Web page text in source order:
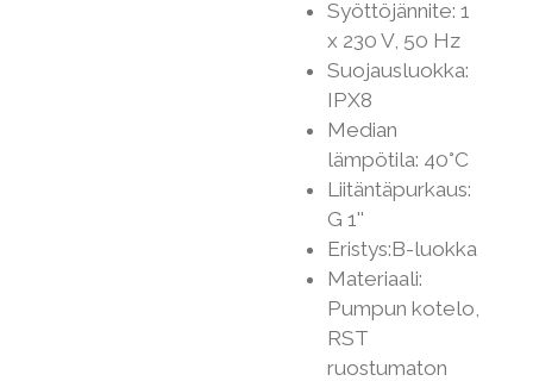
Syöttöjännite: 1
x 230 V, 50 Hz
Suojausluokka:
IPX8
Median
lämpötila: 40°C
Liitäntäpurkaus:
G 1''
Eristys:B-luokka
Materiaali:
Pumpun kotelo,
RST
ruostumaton